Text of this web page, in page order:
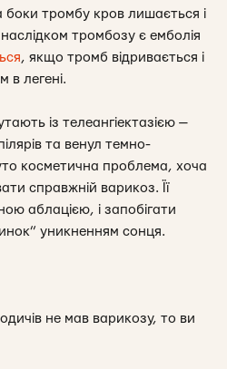
боки тромбу кров лишається і
тромбозу є емболія
, якщо тромб відривається і
в легені.
із телеангіектазією —
та венул темно-
косметична проблема, хоча
справжній варикоз. Її
аблацією, і запобігати
уникненням сонця.
не мав варикозу, то ви